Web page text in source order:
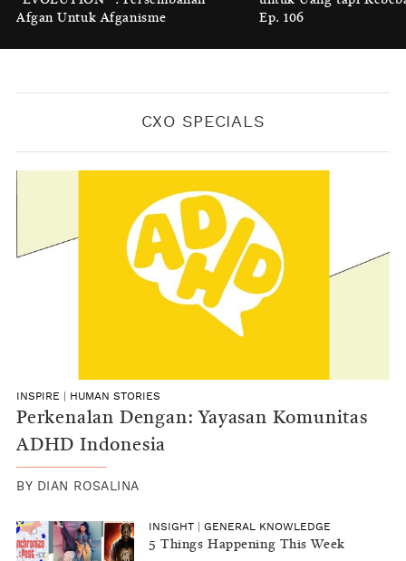
Melindungi
BYKONTRIBUTOR CXO MEDIA
Afgan Untuk Afganisme
Ep. 106
CXO SPECIALS
INSPIRE HUMAN STORIES
Perkenalan Dengan: Yayasan Komunitas
ADHD Indonesia
BY DIAN ROSALINA
INSIGHT GENERAL KNOWLEDGE
5 Things Happening This Week